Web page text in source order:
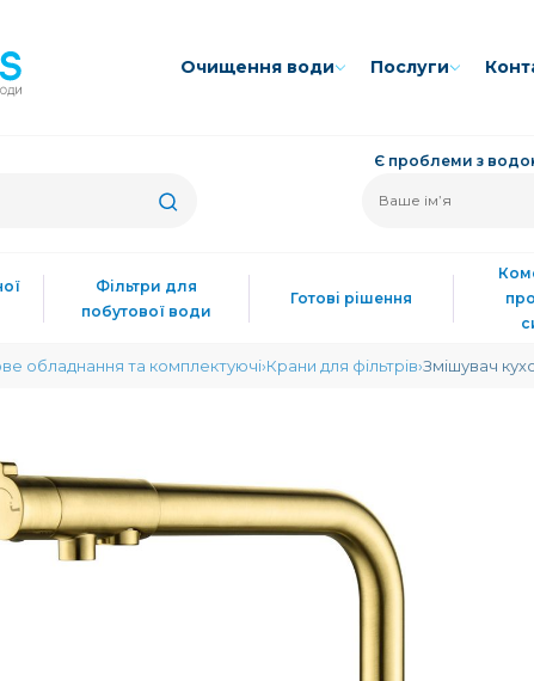
Очищення води Послуги
Є проблеми з
Фільтри для
побутової води
Готові рішення
обладнання та комплектуючі Крани для фільтрів Змішувач